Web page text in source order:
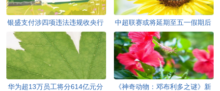
银盛支付涉四项违法违规收央行
巨额罚单
中超联赛或将延期至五一假期后
开赛
华为超13万员工将分614亿元分
《神奇动物：邓布利多之谜》新